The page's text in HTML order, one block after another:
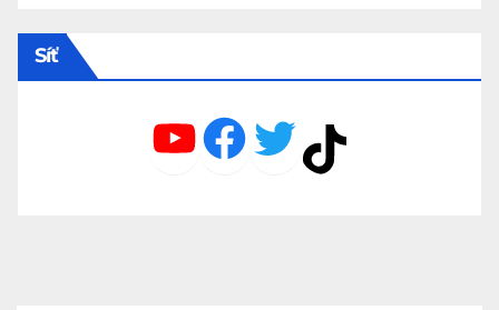
Síť
YouTube
Facebook
TwitterTikTok